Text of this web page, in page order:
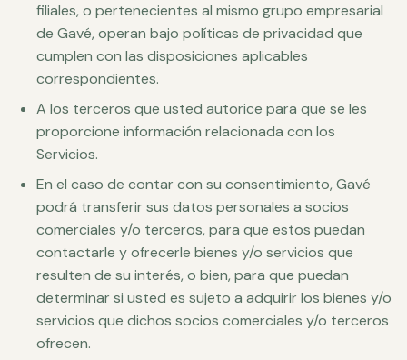
filiales, o pertenecientes al mismo grupo empresarial
de Gavé, operan bajo políticas de privacidad que
cumplen con las disposiciones aplicables
correspondientes.
A los terceros que usted autorice para que se les
proporcione información relacionada con los
Servicios.
En el caso de contar con su consentimiento, Gavé
podrá transferir sus datos personales a socios
comerciales y/o terceros, para que estos puedan
contactarle y ofrecerle bienes y/o servicios que
resulten de su interés, o bien, para que puedan
determinar si usted es sujeto a adquirir los bienes y/o
servicios que dichos socios comerciales y/o terceros
ofrecen.